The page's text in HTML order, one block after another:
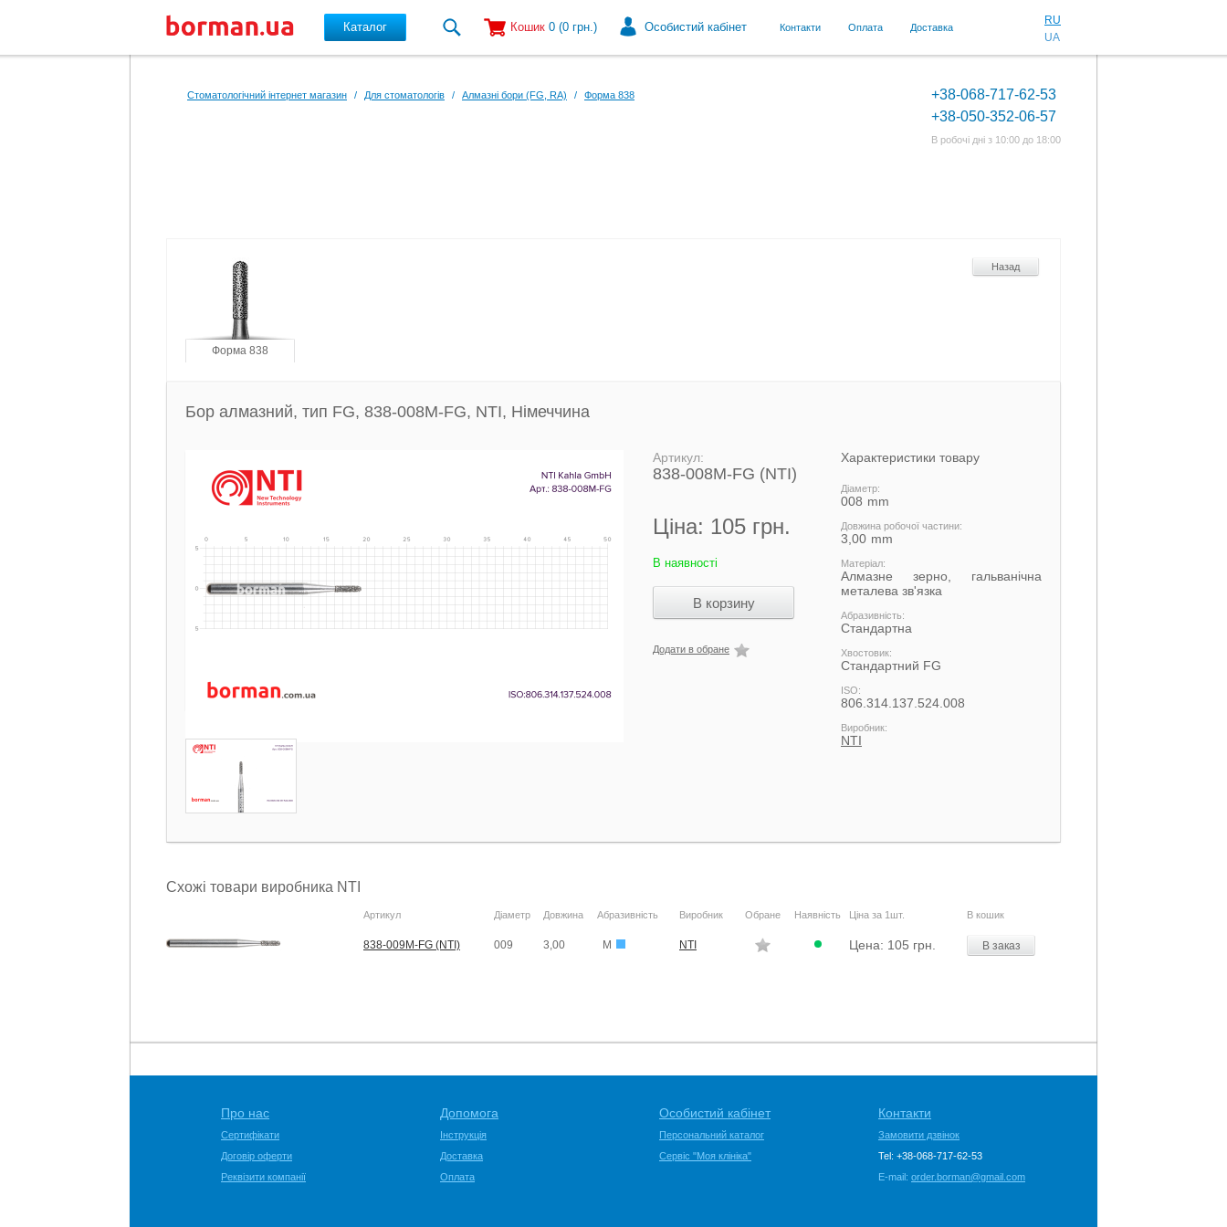
Каталог Кошик 0 (0 грн.) Особистий кабінет Контакти Оплата Доставка
RU
UA
Стоматологічний інтернет магазин / Для стоматологів / Алмазні бори (FG, RA) / Форма 838
+38-068-717-62-53
+38-050-352-06-57
В робочі дні з 10:00 до 18:00
Форма 838
Назад
Бор алмазний, тип FG, 838-008M-FG, NTI, Німеччина
Артикул:
838-008M-FG (NTI)
Ціна: 105 грн.
В наявності
Додати в обране
Характеристики товару
Діаметр:
008
Довжина робочої частини:
3,00
Матеріал:
Алмазне зерно, гальванічна
металева зв'язка
Абразивність:
Стандартна
Хвостовик:
Стандартний FG
ISO:
806.314.137.524.008
Виробник:
NTI
Схожі товари виробника NTI
Артикул Діаметр Довжина Абразивність Виробник Обране Наявність Ціна за 1шт. В кошик
838-009M-FG (NTI) 009 3,00 M NTI Цена: 105 грн. В заказ
Про нас
Сертифікати
Договір оферти
Реквізити компанії
Допомога
Інструкція
Доставка
Оплата
Особистий кабінет
Персональний каталог
Сервіс "Моя клініка"
Контакти
Замовити дзвінок
Tel: +38-068-717-62-53
E-mail: order.borman@gmail.com